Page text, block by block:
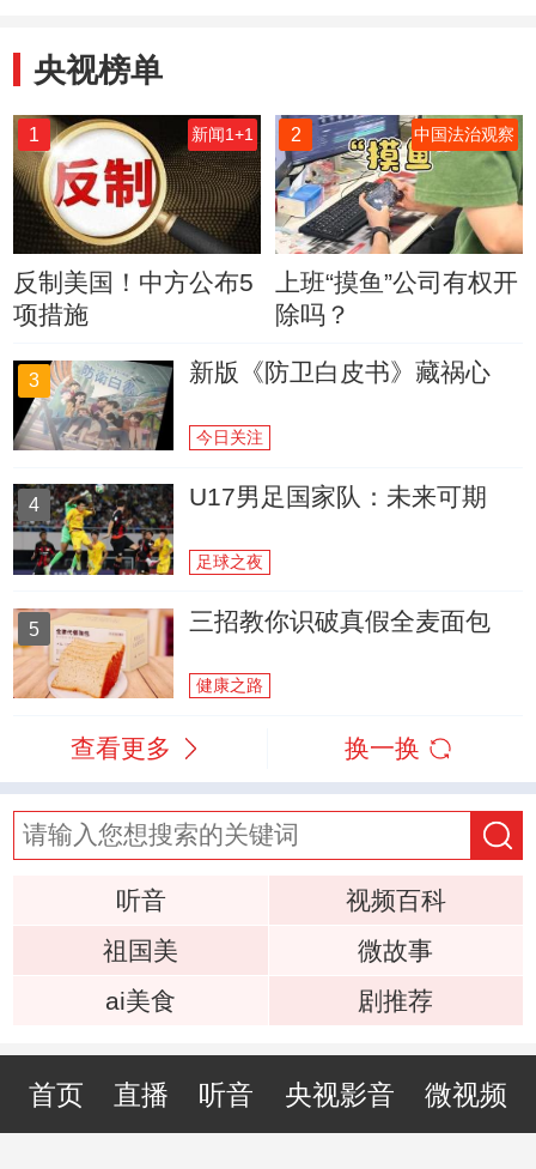
央视榜单
1 新闻1+1
反制美国！中方公布5
项措施
2 中国法治观察
上班“摸鱼”公司有权开
除吗？
3 新版《防卫白皮书》藏祸心
今日关注
4 U17男足国家队：未来可期
足球之夜
5 三招教你识破真假全麦面包
健康之路
查看更多 换一换
听音
视频百科
祖国美
微故事
ai美食
剧推荐
首页 直播 听音 央视影音 微视频